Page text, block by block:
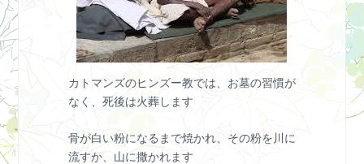
カトマンズのヒンズー教では、お墓の習慣が
なく、死後は火葬します
骨が白い粉になるまで焼かれ、その粉を川に
流すか、山に撒かれます